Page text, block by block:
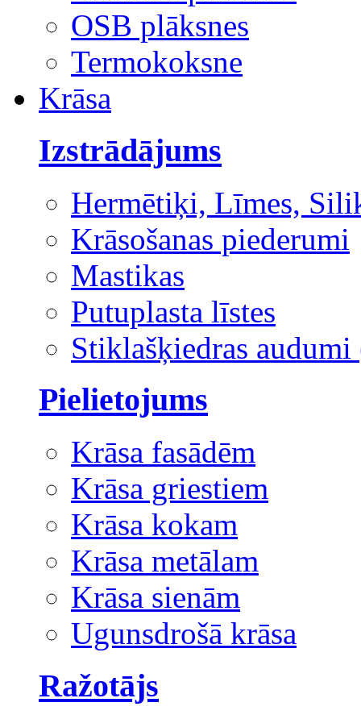
OSB plāksnes
Termokoksne
Krāsa
Izstrādājums
Hermētiķi, Līmes,
Krāsošanas piederumi
Mastikas
Putuplasta līstes
Stiklašķiedras audumi
Pielietojums
Krāsa fasādēm
Krāsa griestiem
Krāsa kokam
Krāsa metālam
Krāsa sienām
Ugunsdrošā krāsa
Ražotājs